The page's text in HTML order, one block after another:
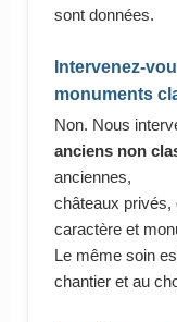
sont données.
Intervenez-
monuments
Non. Nous
anciens non
anciennes,
châteaux privés,
caractère et
Le même soin
chantier et au